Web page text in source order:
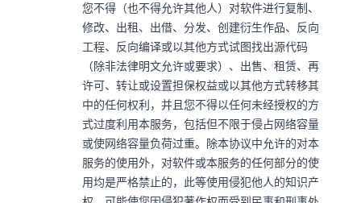
您不得（也不得允许其他人）对软件进行复制、
修改、出租、出借、分发、创建衍生作品、反向
工程、反向编译或以其他方式试图找出源代码
（除非法律明文允许或要求）、出售、租赁、再
许可、转让或设置担保权益或以其他方式转移其
中的任何权利，并且您不得以任何未经授权的方
式过度利用本服务，包括但不限于侵占网络容量
或使网络容量负荷过重。除本协议中允许的对本
服务的使用外，对软件或本服务的任何部分的使
用均是严格禁止的，此等使用侵犯他人的知识产